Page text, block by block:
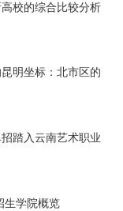
校的综合比较分析
明坐标：北市区的
踏入云南艺术职业
生学院概览